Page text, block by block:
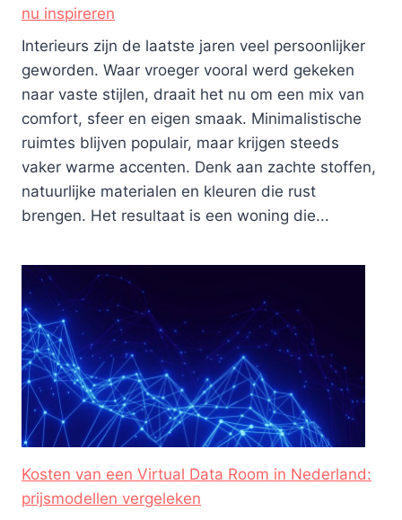
nu inspireren
Interieurs zijn de laatste jaren veel persoonlijker
geworden. Waar vroeger vooral werd gekeken
naar vaste stijlen, draait het nu om een mix van
comfort, sfeer en eigen smaak. Minimalistische
ruimtes blijven populair, maar krijgen steeds
vaker warme accenten. Denk aan zachte stoffen,
natuurlijke materialen en kleuren die rust
brengen. Het resultaat is een woning die...
Kosten van een Virtual Data Room in Nederland:
prijsmodellen vergeleken